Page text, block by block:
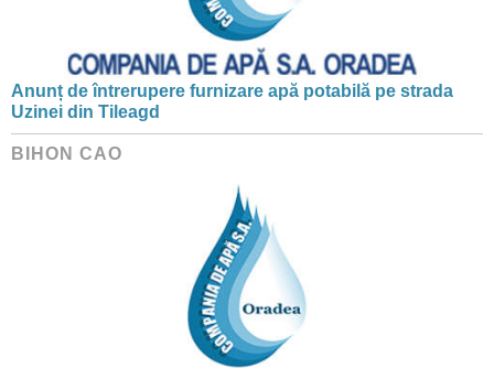
Anunț de întrerupere furnizare apă potabilă pe strada
Uzinei din Tileagd
BIHON CAO